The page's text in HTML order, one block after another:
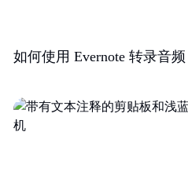
如何使用 Evernote 转录音